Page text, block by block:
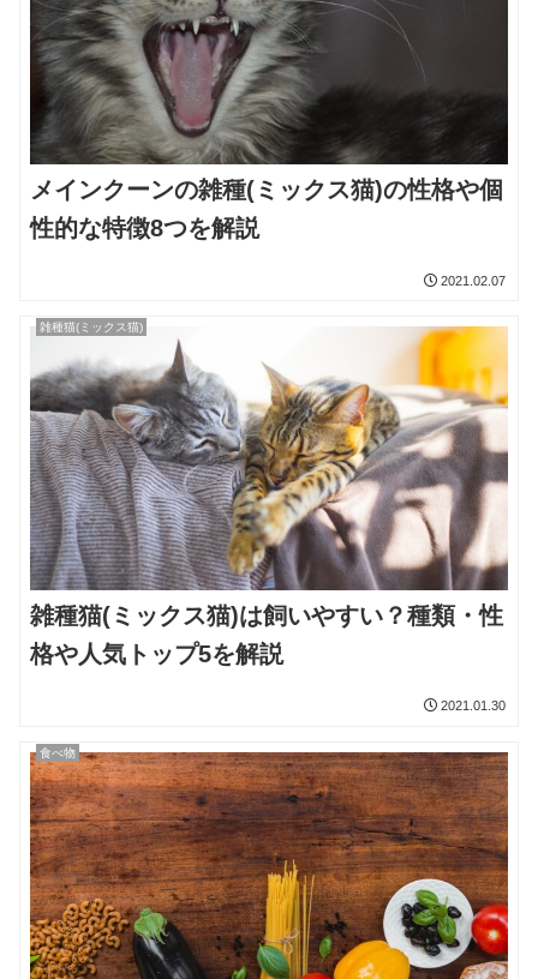
メインクーンの雑種(ミックス猫)の性格や個
性的な特徴8つを解説
2021.02.07
雑種猫(ミックス猫)
雑種猫(ミックス猫)は飼いやすい？種類・性
格や人気トップ5を解説
2021.01.30
食べ物